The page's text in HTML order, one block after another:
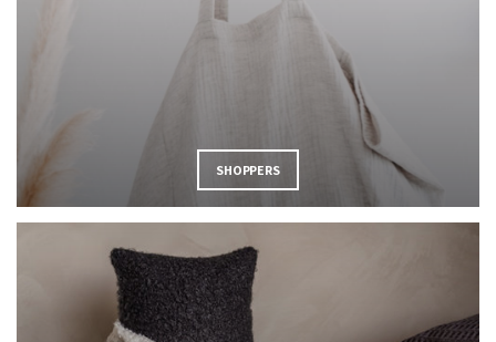
SHOPPERS